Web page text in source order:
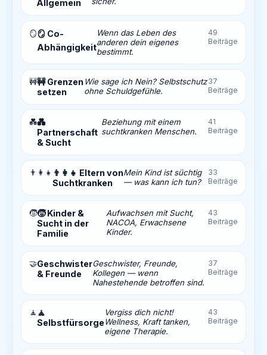
Allgemein
🪞🪞 Co-
Abhängigkeit
Wenn das Leben des
anderen dein eigenes
bestimmt.
49
Beiträge
🚧🚧 Grenzen
setzen
Wie sage ich Nein? Selbstschutz
ohne Schuldgefühle.
37
Beiträge
💑💑
Partnerschaft
& Sucht
Beziehung mit einem
suchtkranken Menschen.
41
Beiträge
👨‍👩‍👧 👨‍👩‍👧 Eltern von
Suchtkranken
Mein Kind ist süchtig
— was kann ich tun?
33
Beiträge
🧒🧒 Kinder &
Sucht in der
Familie
Aufwachsen mit Sucht,
NACOA, Erwachsene
Kinder.
43
Beiträge
🤝Geschwister
& Freunde
Geschwister, Freunde,
Kollegen — wenn
Nahestehende betroffen sind.
37
Beiträge
🧘 🧘
Selbstfürsorge
Vergiss dich nicht!
Wellness, Kraft tanken,
eigene Therapie.
43
Beiträge